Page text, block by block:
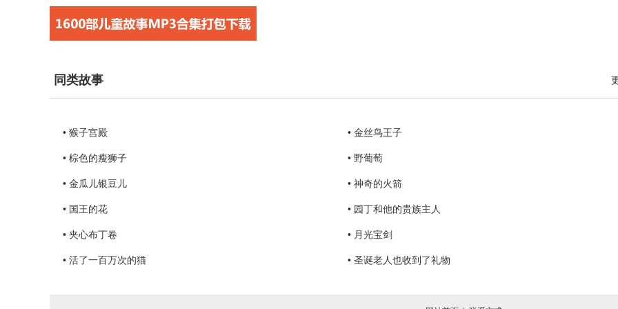
同类故事
• 猴子宫殿 • 金丝鸟王子
• 棕色的瘦狮子 • 野葡萄
• 金瓜儿银豆儿 • 神奇的火箭
• 国王的花 • 园丁和他的贵族主人
• 夹心布丁卷 • 月光宝剑
• 活了一百万次的猫 • 圣诞老人也收到了礼物